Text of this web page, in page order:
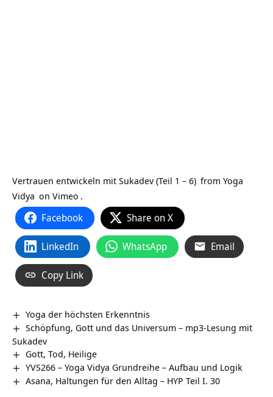
Vertrauen entwickeln mit Sukadev (Teil 1 – 6) from Yoga
Vidya on Vimeo .
Facebook Share on X
LinkedIn WhatsApp Email
Copy Link
Yoga der höchsten Erkenntnis
Schöpfung, Gott und das Universum – mp3-Lesung mit
Sukadev
Gott, Tod, Heilige
YVS266 – Yoga Vidya Grundreihe – Aufbau und Logik
Asana, Haltungen für den Alltag – HYP Teil I. 30